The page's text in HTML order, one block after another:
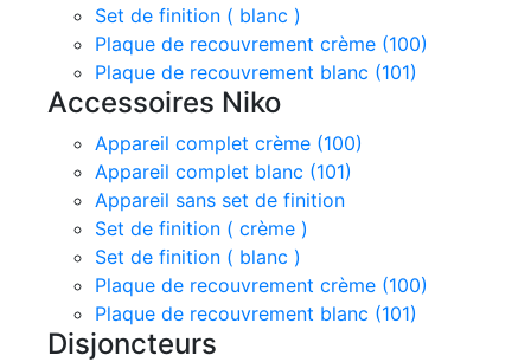
Set de finition ( blanc )
Plaque de recouvrement crème (100)
Plaque de recouvrement blanc (101)
Accessoires Niko
Appareil complet crème (100)
Appareil complet blanc (101)
Appareil sans set de finition
Set de finition ( crème )
Set de finition ( blanc )
Plaque de recouvrement crème (100)
Plaque de recouvrement blanc (101)
Disjoncteurs